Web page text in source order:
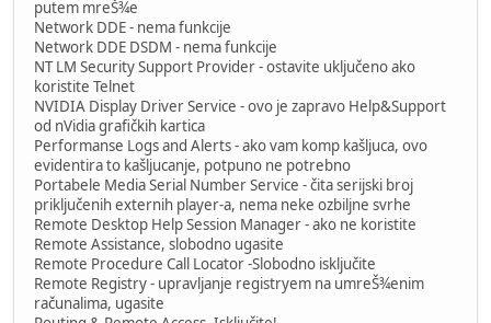
putem mreŠ¾e
Network DDE - nema funkcije
Network DDE DSDM - nema funkcije
NT LM Security Support Provider - ostavite uključeno ako
koristite Telnet
NVIDIA Display Driver Service - ovo je zapravo Help&Support
od nVidia grafičkih kartica
Performanse Logs and Alerts - ako vam komp kašljuca, ovo
evidentira to kašljucanje, potpuno ne potrebno
Portabele Media Serial Number Service - čita serijski broj
priključenih externih player-a, nema neke ozbiljne svrhe
Remote Desktop Help Session Manager - ako ne koristite
Remote Assistance, slobodno ugasite
Remote Procedure Call Locator -Slobodno isključite
Remote Registry - upravljanje registryem na umreŠ¾enim
računalima, ugasite